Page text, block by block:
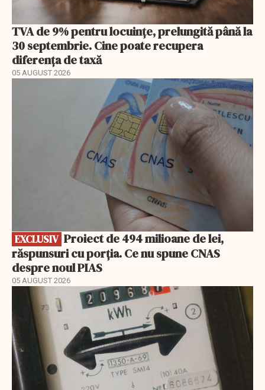
TVA de 9% pentru locuințe, prelungită până la
30 septembrie. Cine poate recupera
diferența de taxă
05 AUGUST 2026
EXCLUSIV
răspunsuri cu porția. Ce nu spune CNAS
despre noul PIAS
05 AUGUST 2026